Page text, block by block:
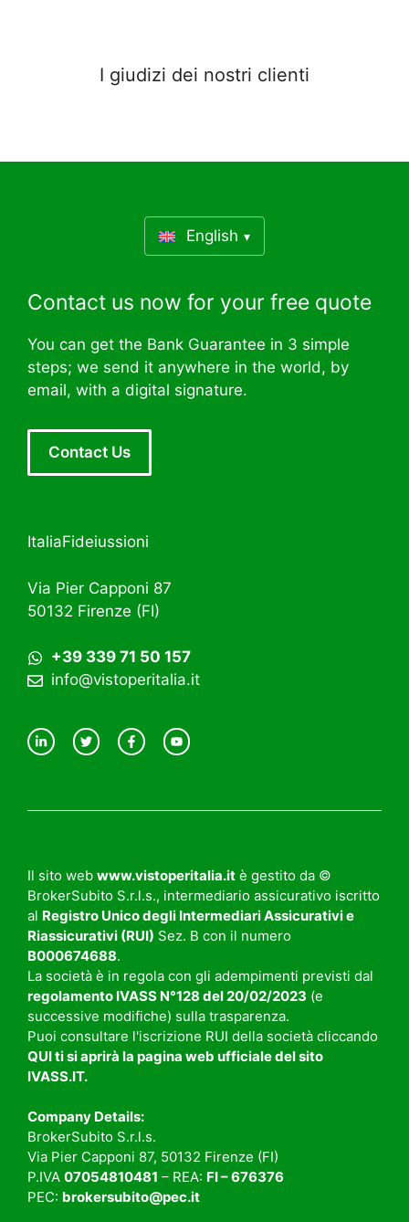
I giudizi dei nostri clienti
English
Contact us now for your free quote
You can get the Bank Guarantee in 3 simple
steps; we send it anywhere in the world, by
email, with a digital signature.
Contact Us
ItaliaFideiussioni
Via Pier Capponi 87
50132 Firenze (FI)
+39 339 71 50 157
info@vistoperitalia.it
Il sito web www.vistoperitalia.it è gestito da ©
BrokerSubito S.r.l.s., intermediario assicurativo iscritto
al Registro Unico degli Intermediari Assicurativi e
Riassicurativi (RUI) Sez. B con il numero
B000674688.
La società è in regola con gli adempimenti previsti dal
regolamento IVASS N°128 del 20/02/2023 (e
successive modifiche) sulla trasparenza.
Puoi consultare l'iscrizione RUI della società cliccando
QUIti si aprirà la pagina web ufficiale del sito
IVASS.IT.
Company Details:
BrokerSubito S.r.l.s.
Via Pier Capponi 87, 50132 Firenze (FI)
P.IVA 07054810481 – REA: FI – 676376
PEC: brokersubito@pec.it